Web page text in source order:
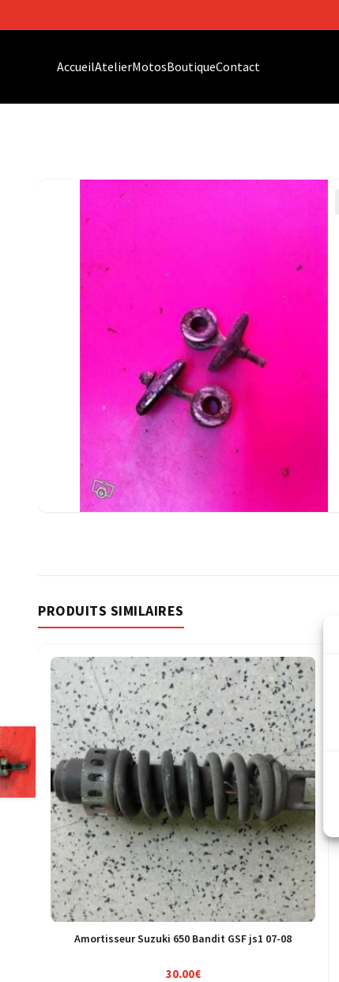
AccueilAtelierMotosBoutiqueContact
PRODUITS SIMILAIRES
Amortisseur Suzuki 650 Bandit GSF js1 07-08
30.00€